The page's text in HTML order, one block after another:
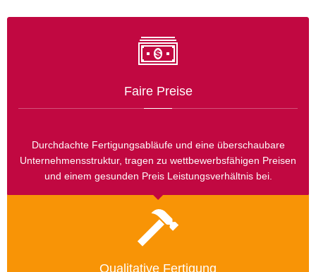
Faire Preise
Durchdachte Fertigungsabläufe und eine überschaubare
Unternehmensstruktur, tragen zu wettbewerbsfähigen Preisen
und einem gesunden Preis Leistungsverhältnis bei.
Qualitative Fertigung